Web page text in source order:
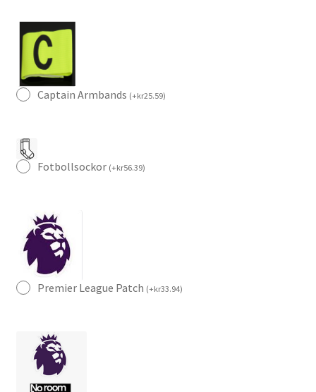
tryck
ERIKSEN
14
mängd
Captain Armbands (+kr25.59)
Fotbollsockor (+kr56.39)
Premier League Patch (+kr33.94)